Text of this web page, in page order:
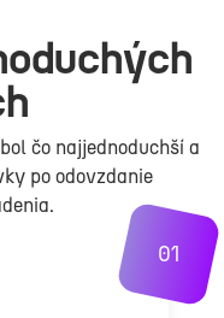
čo najjednoduchší a
po odovzdanie
01